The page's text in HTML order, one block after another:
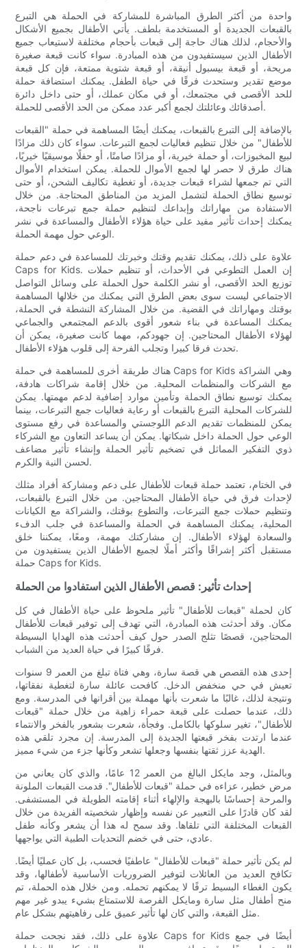
واحدة من أكثر الطرق المباشرة للمشاركة في الحملة هي التبرع
بالقبعات الجديدة أو المستخدمة بلطف. يأتي الأطفال بجميع الأشكال
والأحجام، لذلك هناك حاجة إلى قبعات بأحجام مختلفة لاستيعاب جميع
الأطفال الذين سيستفيدون من هذه المبادرة. سواء كانت قبعة صغيرة
مريحة، أو قبعة بيسبول أنيقة، أو قبعة شتوية ممتعة، فإن كل قبعة
موضع تقدير وستحدث فرقًا في حياة الطفل. يمكنك استضافة حملة
للحد الأقصى في مجتمعك، أو في مكان عملك، أو حتى داخل دائرة
أصدقائك وعائلتك لجمع أكبر عدد ممكن من الحد الأقصى للحملة.
بالإضافة إلى التبرع بالقبعات، يمكنك أيضًا المساهمة في حملة "القبعات
للأطفال" من خلال تنظيم فعاليات لجمع التبرعات. سواء كان ذلك مزادًا
لبيع المخبوزات، أو حملة خيرية، أو مزادًا صامتًا، أو حفلًا موسيقيًا خيريًا،
هناك طرق لا حصر لها لجمع الأموال للحملة. يمكن استخدام الأموال
التي تم جمعها لشراء قبعات جديدة، أو تغطية تكاليف الشحن، أو حتى
توسيع نطاق الحملة لتشمل المزيد من المناطق المحتاجة. من خلال
الاستفادة من مهاراتك وإبداعك لتنظيم حملة جمع تبرعات ناجحة،
يمكنك إحداث تأثير مفيد على حياة هؤلاء الأطفال والمساعدة في نشر
الوعي حول مهمة الحملة.
علاوة على ذلك، يمكنك تقديم وقتك وخبرتك للمساعدة في دعم حملة
Caps for Kids. إن العمل التطوعي في الأحداث، أو تنظيم حملات
توزيع الحد الأقصى، أو نشر الكلمة حول الحملة على وسائل التواصل
الاجتماعي ليست سوى بعض الطرق التي يمكنك من خلالها المساهمة
بوقتك ومهاراتك في القضية. من خلال المشاركة النشطة في الحملة،
يمكنك المساعدة في بناء شعور أقوى بالدعم المجتمعي والجماعي
لهؤلاء الأطفال المحتاجين. إن جهودكم، مهما كانت صغيرة، يمكن أن
تحدث فرقا كبيرا وتجلب الفرحة إلى قلوب هؤلاء الأطفال.
هناك طريقة أخرى للمساهمة في حملة Caps for Kids وهي الشراكة
مع الشركات والمنظمات المحلية. من خلال إقامة شراكات هادفة،
يمكنك توسيع نطاق الحملة وتأمين موارد إضافية لدعم مهمتها. يمكن
للشركات المحلية التبرع بالقبعات أو رعاية فعاليات جمع التبرعات، بينما
يمكن للمنظمات تقديم الدعم اللوجستي والمساعدة في رفع مستوى
الوعي حول الحملة داخل شبكاتها. يمكن أن يساعد التعاون مع الشركاء
ذوي التفكير المماثل في تضخيم تأثير الحملة وإنشاء تأثير مضاعف
لحسن النية والكرم.
في الختام، تعتمد حملة قبعات للأطفال على دعم ومشاركة أفراد مثلك
لإحداث فرق في حياة الأطفال المحتاجين. من خلال التبرع بالقبعات،
وتنظيم حملات جمع التبرعات، والتطوع بوقتك، والشراكة مع الكيانات
المحلية، يمكنك المساهمة في الحملة والمساعدة في جلب الدفء
والسعادة لهؤلاء الأطفال. إن مشاركتك مهمة، ومعًا، يمكننا خلق
مستقبل أكثر إشراقًا وأكثر أملًا لجميع الأطفال الذين يستفيدون من
حملة Caps for Kids.
إحداث تأثير: قصص الأطفال الذين استفادوا من الحملة
كان لحملة "قبعات للأطفال" تأثير ملحوظ على حياة الأطفال في كل
مكان. وقد أحدثت هذه المبادرة، التي تهدف إلى توفير قبعات للأطفال
المحتاجين، قصصًا تثلج الصدر حول كيف أحدثت هذه الهدايا البسيطة
فرقًا كبيرًا في حياة العديد من الشباب.
إحدى هذه القصص هي قصة سارة، وهي فتاة تبلغ من العمر 9 سنوات
تعيش في حي منخفض الدخل. كافحت عائلة سارة لتغطية نفقاتها،
ونتيجة لذلك، غالبًا ما شعرت بأنها مهملة بين أقرانها في المدرسة. ومع
ذلك، عندما حصلت على قبعة حمراء زاهية من خلال حملة "قبعات
للأطفال"، تغير سلوكها بالكامل. وفجأة، شعرت بشعور بالفخر والانتماء
عندما ارتدت بفخر قبعتها الجديدة إلى المدرسة. إن مجرد تلقي هذه
الهدية عزز ثقتها بنفسها وجعلها تشعر وكأنها جزء من شيء مميز.
وبالمثل، وجد مايكل البالغ من العمر 12 عامًا، والذي كان يعاني من
مرض خطير، عزاءه في حملة "قبعات للأطفال". قدمت القبعات الملونة
والمرحة إحساسًا بالبهجة والإلهاء أثناء إقامته الطويلة في المستشفى.
لقد كان قادرًا على التعبير عن نفسه وإظهار شخصيته الفريدة من خلال
القبعات المختلفة التي تلقاها. وقد سمح له هذا أن يشعر وكأنه طفل
عادي، حتى في خضم التحديات الطبية التي يواجهها.
لم يكن تأثير حملة "قبعات للأطفال" عاطفيًا فحسب، بل كان عمليًا أيضًا.
تكافح العديد من العائلات لتوفير الضروريات الأساسية لأطفالها، وقد
يكون الغطاء البسيط ترفًا لا يمكنهم تحمله. ومن خلال هذه الحملة، تم
منح أطفال مثل سارة ومايكل الفرصة للاستمتاع بشيء يبدو غير مهم
مثل القبعة، والتي كان لها تأثير عميق على رفاهيتهم بشكل عام.
علاوة على ذلك، فقد نجحت حملة Caps for Kids أيضًا في جمع